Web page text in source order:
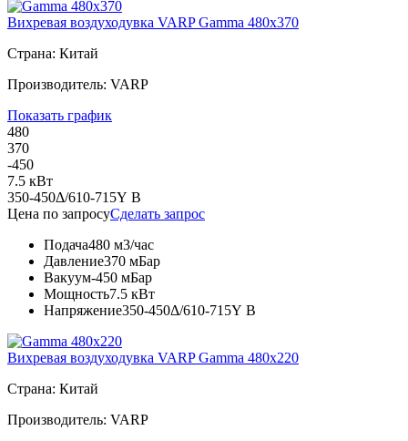
Вихревая воздуходувка VARP Gamma 480x370
Страна: Китай
Производитель: VARP
Показать график
480
370
-450
7.5 кВт
350-450Δ/610-715Y В
Цена по запросуСделать запрос
Подача480 м3/час
Давление370 мБар
Вакуум-450 мБар
Мощность7.5 кВт
Напряжение350-450Δ/610-715Y В
Вихревая воздуходувка VARP Gamma 480x220
Страна: Китай
Производитель: VARP